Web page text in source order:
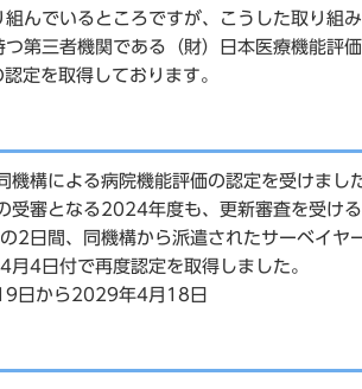
んでいるところですが、こうした取り組
第三者機関である（財）日本医療機能評
定を取得しております。
構による病院機能評価の認定を受けまし
受審となる2024年度も、更新審査を受け
日間、同機構から派遣されたサーベイヤ
4日付で再度認定を取得しました。
日から2029年4月18日